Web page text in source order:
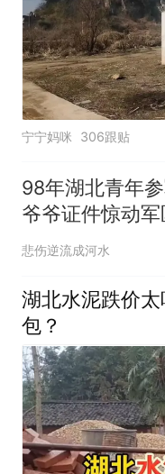
宁宁妈咪 306跟贴
98年湖北青年参
爷爷证件惊动军
悲伤逆流成河水
湖北水泥跌价
包？